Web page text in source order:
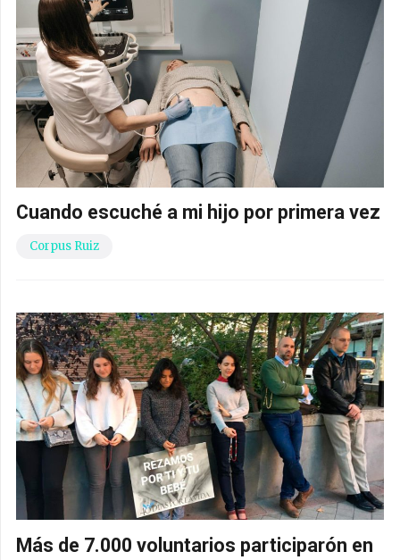
Cuando escuché a mi hijo por primera vez
Corpus Ruiz
Más de 7.000 voluntarios participarón en